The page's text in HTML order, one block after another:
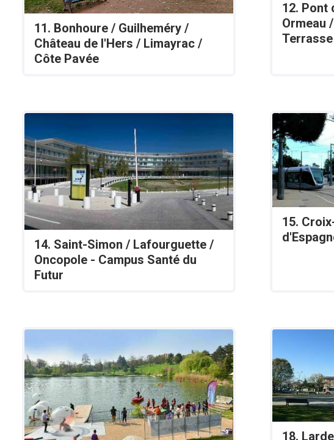
11. Bonhoure / Guilheméry /
Château de l'Hers / Limayrac /
Côte Pavée
12. Pont
Ormeau
14. Saint-Simon / Lafourguette /
Oncopole - Campus Santé du
Futur
15.
18.